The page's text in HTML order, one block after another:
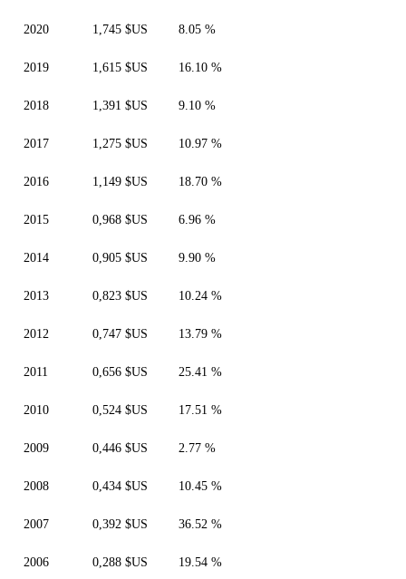
2020 1,745 $US 8.05 %
2019 1,615 $US 16.10 %
2018 1,391 $US 9.10 %
2017 1,275 $US 10.97 %
2016 1,149 $US 18.70 %
2015 0,968 $US 6.96 %
2014 0,905 $US 9.90 %
2013 0,823 $US 10.24 %
2012 0,747 $US 13.79 %
2011 0,656 $US 25.41 %
2010 0,524 $US 17.51 %
2009 0,446 $US 2.77 %
2008 0,434 $US 10.45 %
2007 0,392 $US 36.52 %
2006 0,288 $US 19.54 %